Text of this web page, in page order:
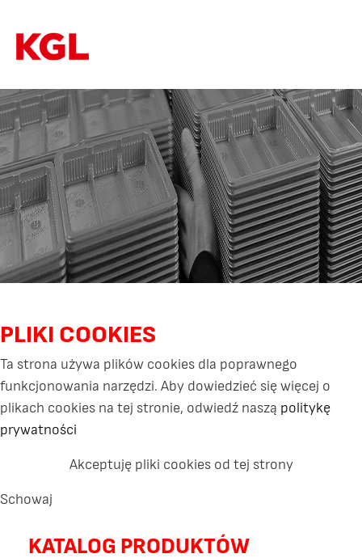
PLIKI COOKIES
Ta strona używa plików cookies dla poprawnego
funkcjonowania narzędzi. Aby dowiedzieć się więcej o
plikach cookies na tej stronie, odwiedź naszą politykę
prywatności
Akceptuję pliki cookies od tej strony
Schowaj
KATALOG PRODUKTÓW